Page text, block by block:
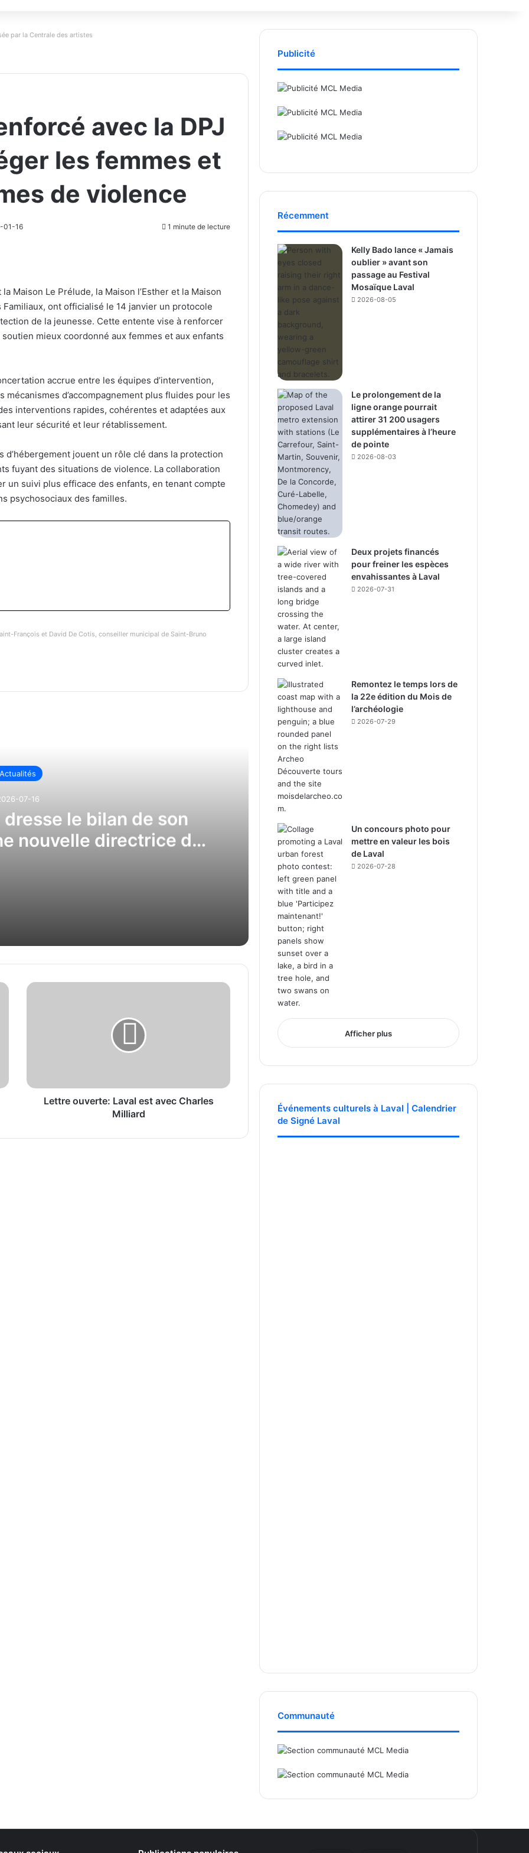
par la Centrale des artistes
avec la DPJ
les femmes et
de violence
01-16 1 minute de lecture
Maison Le Prélude, la Maison l’Esther et la Maison
Familiaux, ont officialisé le 14 janvier un protocole
de la jeunesse. Cette entente vise à renforcer
mieux coordonné aux femmes et aux enfants
accrue entre les équipes d’intervention,
d’accompagnement plus fluides pour les
interventions rapides, cohérentes et adaptées aux
leur sécurité et leur rétablissement.
jouent un rôle clé dans la protection
fuyant des situations de violence. La collaboration
un suivi plus efficace des enfants, en tenant compte
psychosociaux des familles.
François et David De Cotis, conseiller municipal de Saint-Bruno
Actualités
07-16
le bilan de son
nouvelle directrice des
Lettre
Lettre ouverte: Laval est avec Charles
Milliard
Publicité
Récemment
Kelly Bado lance « Jamais
oublier » avant son
passage au Festival
Mosaïque Laval
2026-08-05
Le prolongement de la
ligne orange pourrait
attirer 31 200 usagers
supplémentaires à l’heure
de pointe
2026-08-03
Deux projets financés
pour freiner les espèces
envahissantes à Laval
2026-07-31
Remontez le temps lors de
la 22e édition du Mois de
l’archéologie
2026-07-29
Un concours photo pour
mettre en valeur les bois
de Laval
2026-07-28
Afficher plus
Événements culturels à Laval | Calendrier
de Signé Laval
Communauté